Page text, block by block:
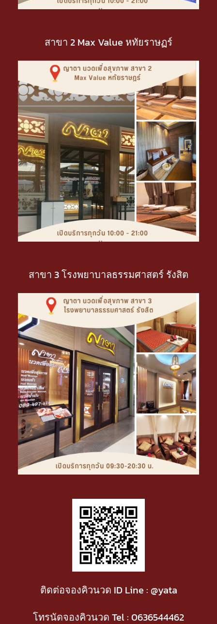
สาขา 2 Max Value หทัยราษฏร์
สาขา 3 โรงพยาบาลธรรมศาสตร์ รังสิต
ติดต่อจองคิวนวด ID Line : @yata
โทรนัดจองคิวนวด Tel : 0636544462